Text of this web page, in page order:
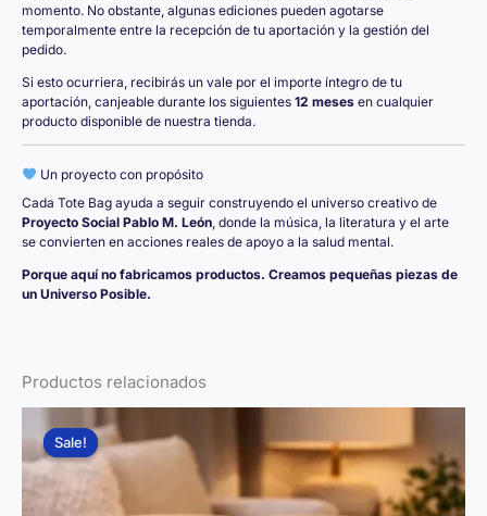
momento. No obstante, algunas ediciones pueden agotarse
temporalmente entre la recepción de tu aportación y la gestión del
pedido.
Si esto ocurriera, recibirás un vale por el importe íntegro de tu
aportación, canjeable durante los siguientes 12 meses en cualquier
producto disponible de nuestra tienda.
Un proyecto con propósito
Cada Tote Bag ayuda a seguir construyendo el universo creativo de
Proyecto Social Pablo M. León, donde la música, la literatura y el arte
se convierten en acciones reales de apoyo a la salud mental.
Porque aquí no fabricamos productos. Creamos pequeñas piezas de
un Universo Posible.
Productos relacionados
Sale!
Sale!